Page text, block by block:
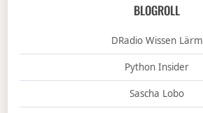
BLOGROLL
DRadio Wissen Lärm
Python Insider
Sascha Lobo